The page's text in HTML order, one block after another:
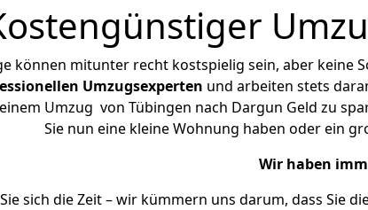
können mitunter recht kostspielig sein, aber keine
Umzugsexperten und arbeiten stets
Umzug von Tübingen nach Dargun Geld zu
Sie nun eine kleine Wohnung haben oder ein
Wir haben
sich die Zeit – wir kümmern uns darum, dass Sie